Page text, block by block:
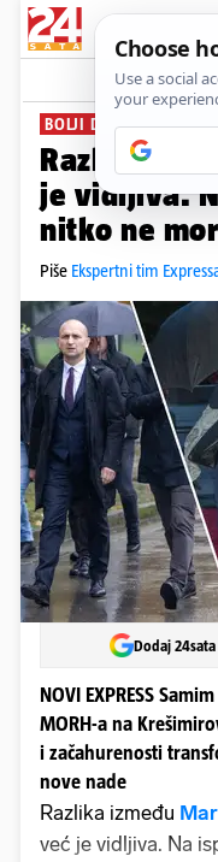
BOLJI DANI ZA MORH?
Razlika
je vidljiva.
nitko ne
Piše Ekspertni tim
Dodaj
NOVI EXPRESS
MORH-a na
i začahurenosti
nove nade
Razlika između
već je vidljiva. Na